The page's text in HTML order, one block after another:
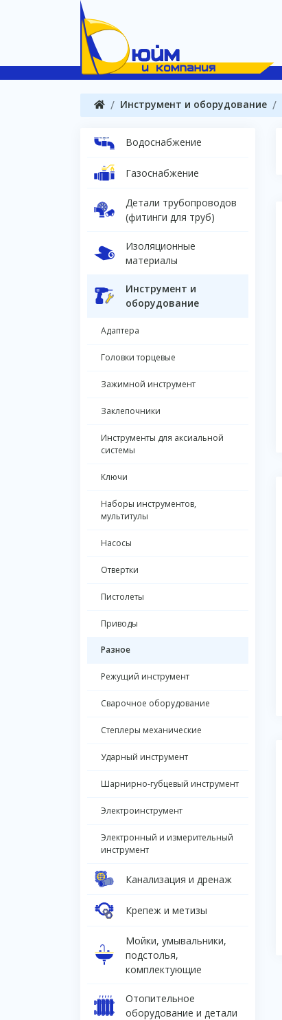
Инструмент и оборудование
Водоснабжение
Газоснабжение
Детали трубопроводов
(фитинги для труб)
Изоляционные
материалы
Инструмент и
оборудование
Адаптера
Головки торцевые
Зажимной инструмент
Заклепочники
Инструменты для аксиальной
системы
Ключи
Наборы инструментов,
мультитулы
Насосы
Отвертки
Пистолеты
Приводы
Разное
Режущий инструмент
Сварочное оборудование
Степлеры механические
Ударный инструмент
Шарнирно-губцевый инструмент
Электроинструмент
Электронный и измерительный
инструмент
Канализация и дренаж
Крепеж и метизы
Мойки, умывальники,
подстолья,
комплектующие
Отопительное
оборудование и детали